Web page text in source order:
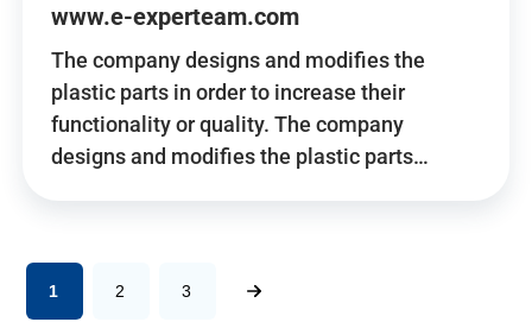
www.e-experteam.com
The company designs and modifies the
plastic parts in order to increase their
functionality or quality. The company
designs and modifies the plastic parts…
1 2 3